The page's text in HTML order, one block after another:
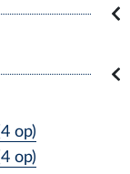
op)
op)